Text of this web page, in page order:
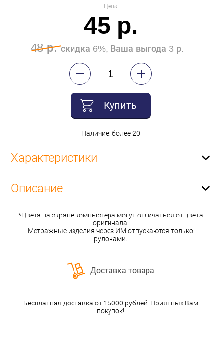
Цена
45 р.
48 р.скидка 6%, Ваша выгода 3 р.
Купить
Наличие: более 20
Характеристики
Описание
*Цвета на экране компьютера могут отличаться от цвета
оригинала.
Метражные изделия через ИМ отпускаются только
рулонами.
Доставка товара
Бесплатная доставка от 15000 рублей! Приятных Вам
покупок!